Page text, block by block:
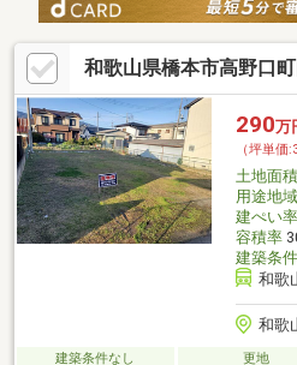
和歌山県橋本市高野口
290万
（坪単価
土地面積
用途地域
建ぺい率
容積率
建築条件
和歌
和歌
建築条件なし 更地